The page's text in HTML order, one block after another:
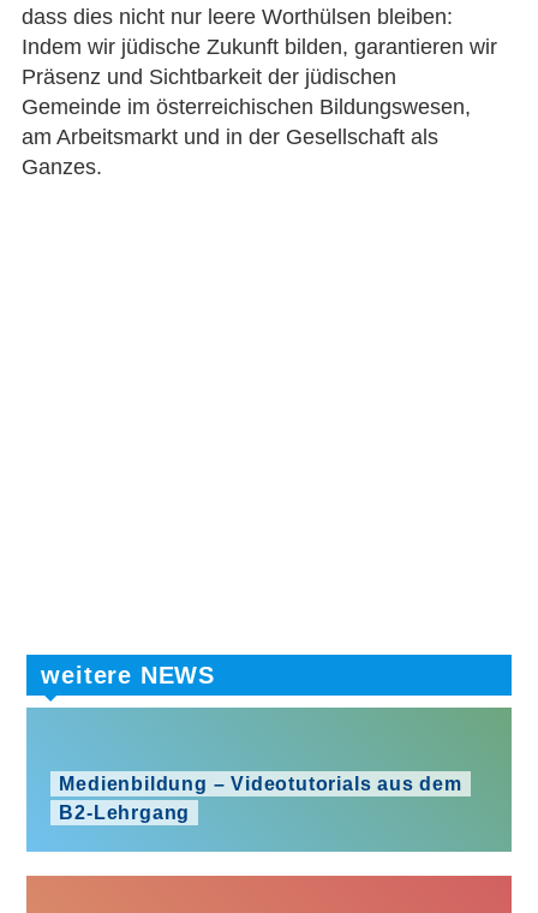
dass dies nicht nur leere Worthülsen bleiben:
Indem wir jüdische Zukunft bilden, garantieren wir
Präsenz und Sichtbarkeit der jüdischen
Gemeinde im österreichischen Bildungswesen,
am Arbeitsmarkt und in der Gesellschaft als
Ganzes.
weitere NEWS
Medienbildung – Videotutorials aus dem
B2-Lehrgang